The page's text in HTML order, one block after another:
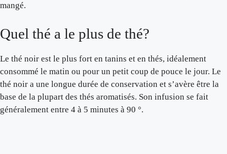
mangé.
Quel thé a le plus de thé?
Le thé noir est le plus fort en tanins et en thés, idéalement
consommé le matin ou pour un petit coup de pouce le jour. Le
thé noir a une longue durée de conservation et s’avère être la
base de la plupart des thés aromatisés. Son infusion se fait
généralement entre 4 à 5 minutes à 90 °.